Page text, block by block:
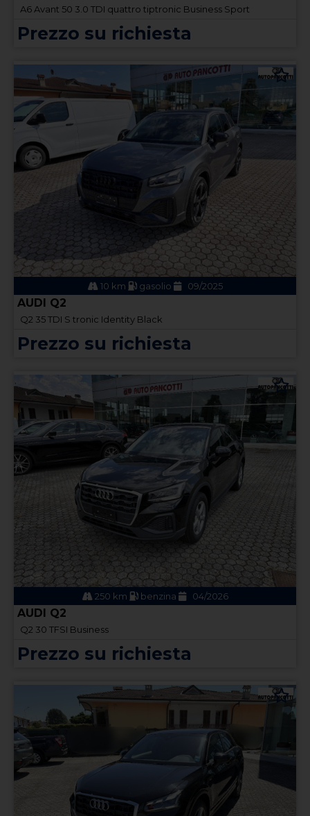
A6 Avant 50 3.0 TDI quattro tiptronic Business Sport
Prezzo su richiesta
10 km gasolio 09/2025
AUDI Q2
Q2 35 TDI S tronic Identity Black
Prezzo su richiesta
250 km benzina 04/2026
AUDI Q2
Q2 30 TFSI Business
Prezzo su richiesta